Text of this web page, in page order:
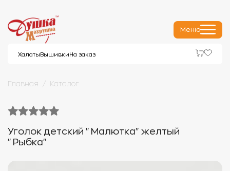
Меню
Халаты Вышивки На заказ
Главная Каталог
Уголок детский "Малютка" желтый
"Рыбка"